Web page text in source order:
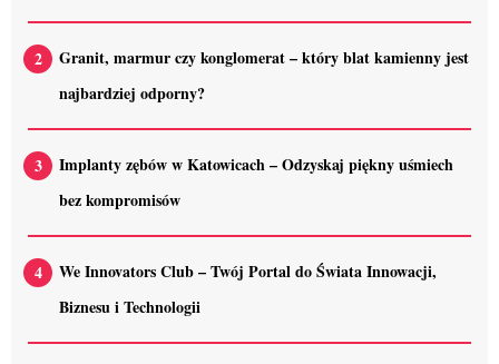
Granit, marmur czy konglomerat – który blat kamienny jest
najbardziej odporny?
Implanty zębów w Katowicach – Odzyskaj piękny uśmiech
bez kompromisów
We Innovators Club – Twój Portal do Świata Innowacji,
Biznesu i Technologii